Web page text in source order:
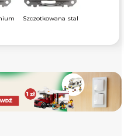
Szczotkowana stal